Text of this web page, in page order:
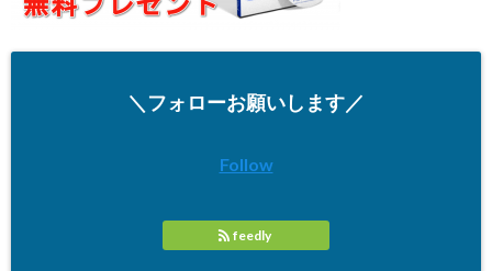
＼フォローお願いします／
Follow
feedly